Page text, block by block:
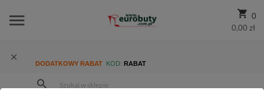
0
0,00 zł
DODATKOWY RABAT KOD: RABAT